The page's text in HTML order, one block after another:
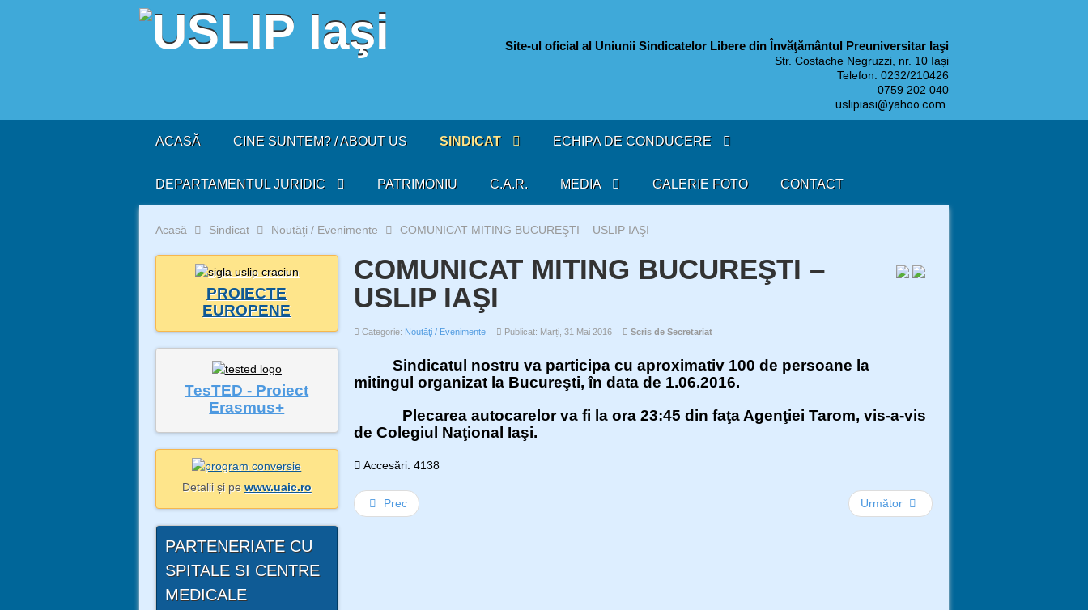
Site-ul oficial al Uniunii Sindicatelor Libere din Învăţământul Preuniversitar Iaşi
Str. Costache Negruzzi, nr. 10 Iași
Telefon: 0232/210426
0759 202 040
uslipiasi@yahoo.com
ACASĂ CINE SUNTEM? / ABOUT US SINDICAT ECHIPA DE CONDUCERE
DEPARTAMENTUL JURIDIC PATRIMONIU C.A.R. MEDIA GALERIE FOTO CONTACT
Acasă Sindicat Noutăţi / Evenimente COMUNICAT MITING BUCUREŞTI – USLIP IAŞI
PROIECTE
EUROPENE
TesTED - Proiect
Erasmus+
Detalii și pe www.uaic.ro
PARTENERIATE CU
SPITALE SI CENTRE
MEDICALE
COMUNICAT MITING BUCUREŞTI –
USLIP IAŞI
Categorie: Noutăţi / Evenimente Publicat: Marți, 31 Mai 2016 Scris de Secretariat
Sindicatul nostru va participa cu aproximativ 100 de persoane la
mitingul organizat la Bucureşti, în data de 1.06.2016.
Plecarea autocarelor va fi la ora 23:45 din faţa Agenţiei Tarom, vis-a-vis
de Colegiul Naţional Iaşi.
Accesări: 4138
Prec Următor